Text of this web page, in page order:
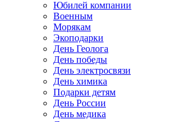
Юбилей компании
Военным
Морякам
Экоподарки
День Геолога
День победы
День электросвязи
День химика
Подарки детям
День России
День медика